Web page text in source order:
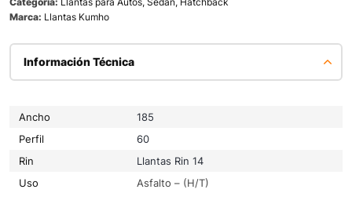
Marca: Llantas Kumho
Información Técnica
Ancho
185
Perfil
60
Rin
Llantas Rin 14
Uso
Asfalto – (H/T)